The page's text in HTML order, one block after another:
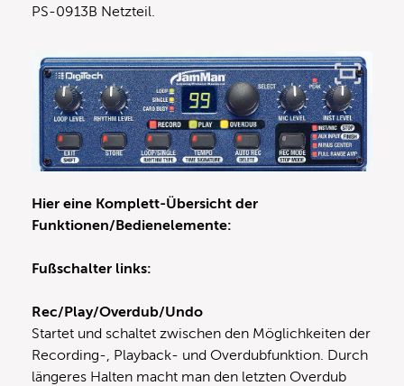
PS-0913B Netzteil.
Hier eine Komplett-Übersicht der
Funktionen/Bedienelemente:
Fußschalter links:
Rec/Play/Overdub/Undo
Startet und schaltet zwischen den Möglichkeiten der
Recording-, Playback- und Overdubfunktion. Durch
längeres Halten macht man den letzten Overdub